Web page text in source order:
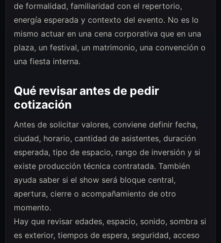
de formalidad, familiaridad con el repertorio,
energía esperada y contexto del evento. No es lo
mismo actuar en una cena corporativa que en una
plaza, un festival, un matrimonio, una convención o
una fiesta interna.
Qué revisar antes de pedir
cotización
Antes de solicitar valores, conviene definir fecha,
ciudad, horario, cantidad de asistentes, duración
esperada, tipo de espacio, rango de inversión y si
existe producción técnica contratada. También
ayuda saber si el show será bloque central,
apertura, cierre o acompañamiento de otro
momento.
Hay que revisar edades, espacio, sonido, sombra si
es exterior, tiempos de espera, seguridad, acceso